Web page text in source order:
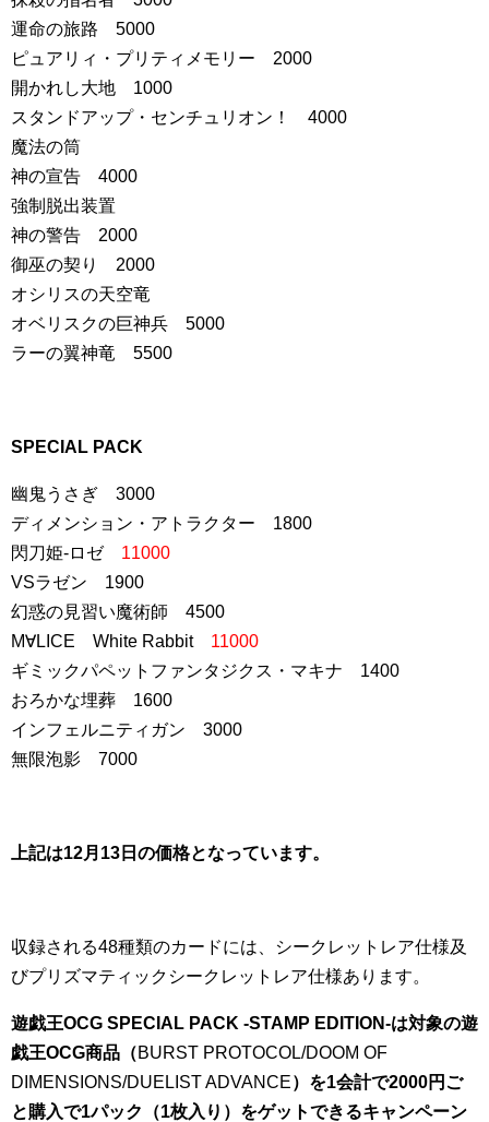
運命の旅路 5000
ピュアリィ・プリティメモリー 2000
開かれし大地 1000
スタンドアップ・センチュリオン！ 4000
魔法の筒
神の宣告 4000
強制脱出装置
神の警告 2000
御巫の契り 2000
オシリスの天空竜
オベリスクの巨神兵 5000
ラーの翼神竜 5500
SPECIAL PACK
幽鬼うさぎ 3000
ディメンション・アトラクター 1800
閃刀姫-ロゼ 11000
VSラゼン 1900
幻惑の見習い魔術師 4500
M∀LICE White Rabbit 11000
ギミックパペットファンタジクス・マキナ 1400
おろかな埋葬 1600
インフェルニティガン 3000
無限泡影 7000
上記は12月13日の価格となっています。
収録される48種類のカードには、シークレットレア仕様及
びプリズマティックシークレットレア仕様あります。
遊戯王OCG SPECIAL PACK -STAMP EDITION-は対象の遊
戯王OCG商品（BURST PROTOCOL/DOOM OF
DIMENSIONS/DUELIST ADVANCE）を1会計で2000円ご
と購入で1パック（1枚入り）をゲットできるキャンペーン